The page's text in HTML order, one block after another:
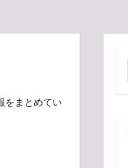
をまとめてい